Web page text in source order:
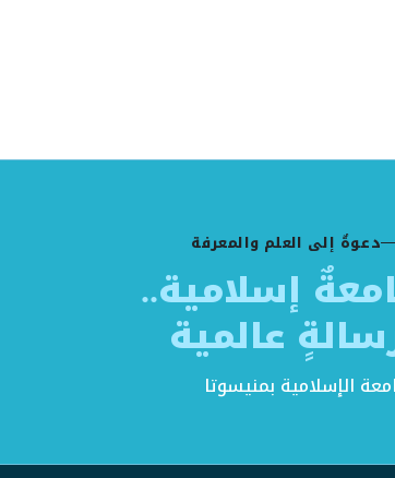
دعوةٌ إلى العلم والمعرفة
إسلامية..
عالمية
الإسلامية بمنيسوتا